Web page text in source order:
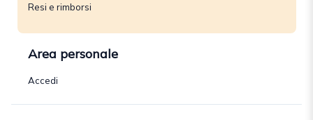
Resi e rimborsi
Area personale
Accedi